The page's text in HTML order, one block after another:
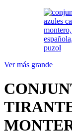
Ver más grande